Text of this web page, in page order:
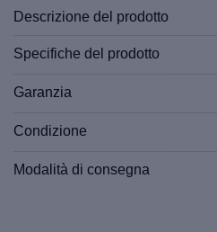
Descrizione del prodotto
Specifiche del prodotto
Garanzia
Condizione
Modalità di consegna